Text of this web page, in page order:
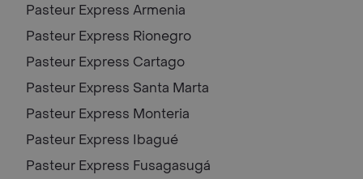
Pasteur Express Armenia
Pasteur Express Rionegro
Pasteur Express Cartago
Pasteur Express Santa Marta
Pasteur Express Monteria
Pasteur Express Ibagué
Pasteur Express Fusagasugá